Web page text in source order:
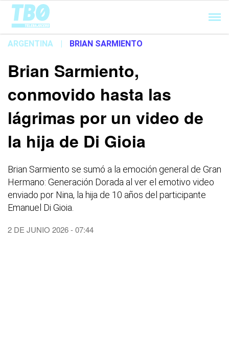
Cargando...
ARGENTINA | BRIAN SARMIENTO
Brian Sarmiento,
conmovido hasta las
lágrimas por un video de
la hija de Di Gioia
Brian Sarmiento se sumó a la emoción general de Gran
Hermano: Generación Dorada al ver el emotivo video
enviado por Nina, la hija de 10 años del participante
Emanuel Di Gioia.
2 DE JUNIO 2026 - 07:44